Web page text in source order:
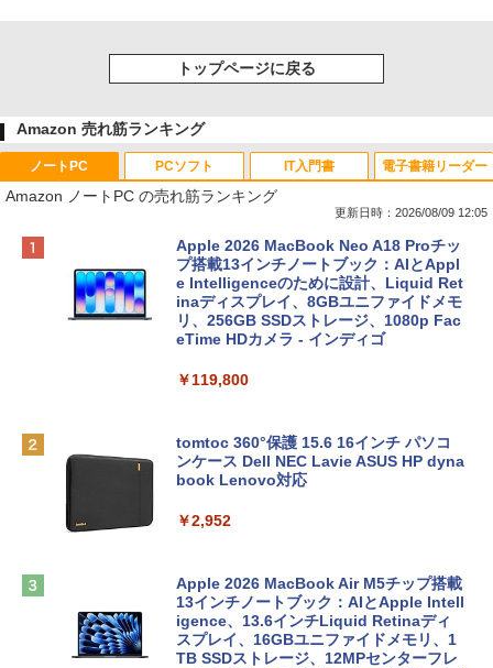
トップページに戻る
Amazon 売れ筋ランキング
ノートPC
Amazon ノートPC の売れ筋ランキング
更新日時：2026/08/09 12:05
Apple 2026 MacBook Neo A18 Proチッ
プ搭載13インチノートブック：AIとAppl
e Intelligenceのために設計、Liquid Ret
inaディスプレイ、8GBユニファイドメモ
リ、256GB SSDストレージ、1080p Fac
eTime HDカメラ - インディゴ
￥119,800
tomtoc 360°保護 15.6 16インチ パソコ
ンケース Dell NEC Lavie ASUS HP dyna
book Lenovo対応
￥2,952
Apple 2026 MacBook Air M5チップ搭載
13インチノートブック：AIとApple Intell
igence、13.6インチLiquid Retinaディ
スプレイ、16GBユニファイドメモリ、1
TB SSDストレージ、12MPセンターフレ
PCソフト IT入門書 電子書籍リーダー